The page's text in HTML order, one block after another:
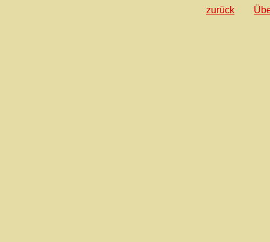
zurück